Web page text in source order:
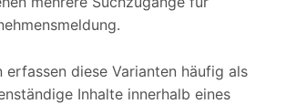
erfassen diese Varianten häufig als
Inhalte innerhalb eines